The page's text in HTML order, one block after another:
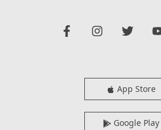
App Store
Google Play